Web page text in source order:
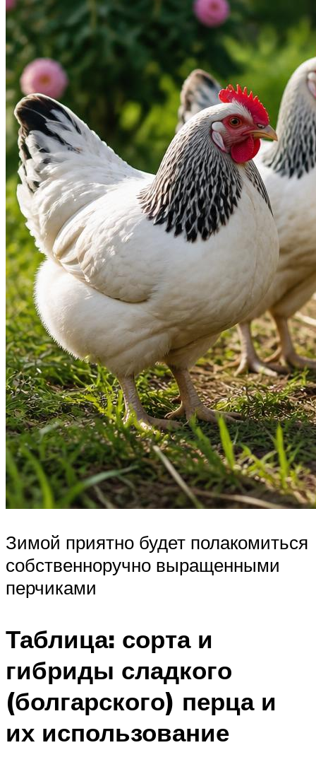
Зимой приятно будет полакомиться
собственноручно выращенными
перчиками
Таблица: сорта и
гибриды сладкого
(болгарского) перца и
их использование